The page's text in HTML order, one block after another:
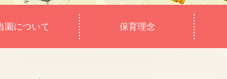
園について 保育理念